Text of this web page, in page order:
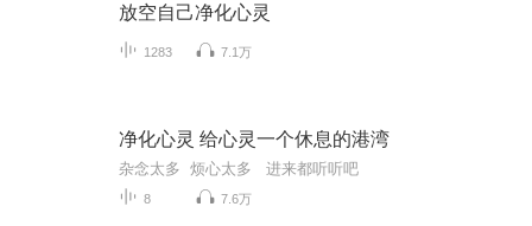
放空自己净化心灵
1283 7.1万
净化心灵 给心灵一个休息的港湾
杂念太多 烦心太多 进来都听听吧
8 7.6万